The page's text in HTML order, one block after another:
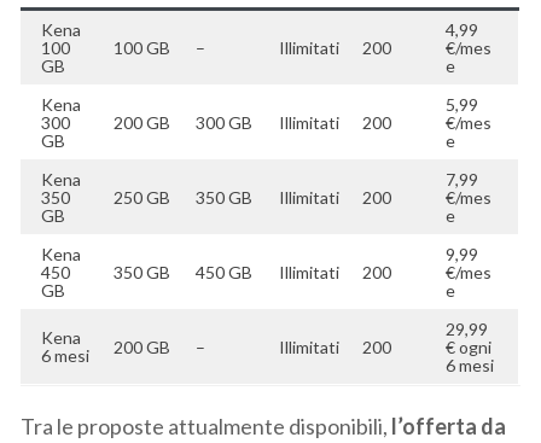
Kena
100
GB
100 GB – Illimitati 200
4,99
€/mes
e
Kena
300
GB
200 GB 300 GB Illimitati 200
5,99
€/mes
e
Kena
350
GB
250 GB 350 GB Illimitati 200
7,99
€/mes
e
Kena
450
GB
350 GB 450 GB Illimitati 200
9,99
€/mes
e
Kena
6 mesi
200 GB – Illimitati 200
29,99
€ ogni
6 mesi
Tra le proposte attualmente disponibili, l’offerta da